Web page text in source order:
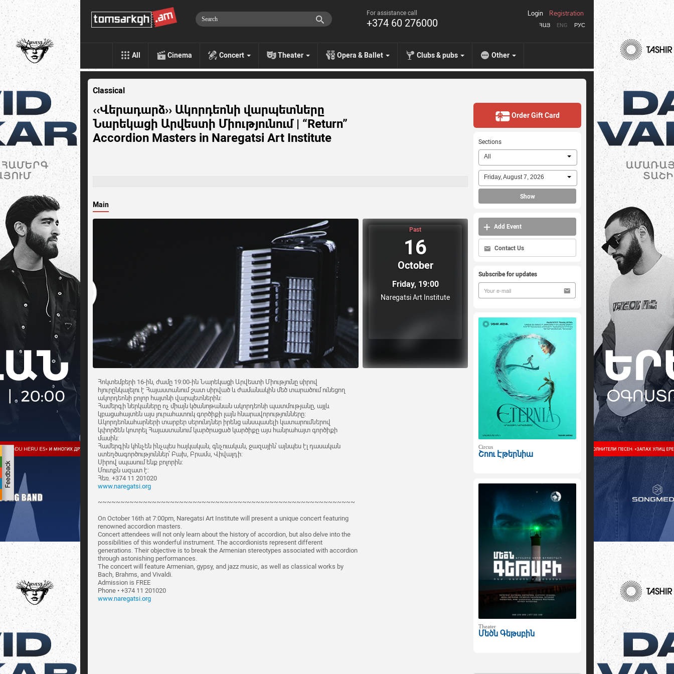
For assistance call
+374 60 276000 ՀԱՅ ENG РУС
Login Registration
All Cinema Concert Theater Opera & Ballet Clubs & pubs Other
Classical
‹‹Վերադարձ›› Ակորդեոնի վարպետները
Նարեկացի Արվեստի Միությունում | “Return”
Accordion Masters in Naregatsi Art Institute
Main
Past
16
October
Friday, 19:00
Naregatsi Art Institute
Հոկտեմբերի 16-ին, ժամը 19:00-ին Նարեկացի Արվեստի Միությունը սիրով
հյուրընկալելու է Հայաստանում շատ սիրված և ժամանակին մեծ տարածում ունեցող
ակորդեոնի բոլոր հայտնի վարպետներին:
Համերգի ներկաները ոչ միայն կծանոթանան ակորդեոնի պատմությանը, այլև
կբացահայտեն այս յուրահատուկ գործիքի լայն հնարավորությունները:
Ակորդեոնահարների տարբեր սերունդներ իրենց անսպասելի կատարումներով
կփորձեն կոտրել Հայաստանում կարծրացած կարծիքը այս հանրահայտ գործիքի
մասին:
Համերգին կհնչեն ինչպես հայկական, գնչուական, ջազային՝ այնպես էլ դասական
ստեղծագործություններ՝ Բախ, Բրամս, Վիվալդի:
Սիրով սպասում ենք բոլորին:
Մուտքն ազատ է:
Հեռ. +374 11 201020
www.naregatsi.org
~~~~~~~~~~~~~~~~~~~~~~~~~~~~~~~~~~~~~~~~~~~~~~~~~~~~~~~~~
On October 16th at 7:00pm, Naregatsi Art Institute will present a unique concert featuring
renowned accordion masters.
Concert attendees will not only learn about the history of accordion, but also delve into the
possibilities of this wonderful instrument. The accordionists represent different
generations. Their objective is to break the Armenian stereotypes associated with accordion
through astonishing performances.
The concert will feature Armenian, gypsy, and jazz music, as well as classical works by
Bach, Brahms, and Vivaldi.
Admission is FREE
Phone • +374 11 201020
www.naregatsi.org
Order Gift Card
Sections
All
Friday, August 7, 2026
Show
Add Event
Contact Us
Subscribe for updates
Circus
Շոու Էթերնիա
Theater
Մեծն Գեթսբին